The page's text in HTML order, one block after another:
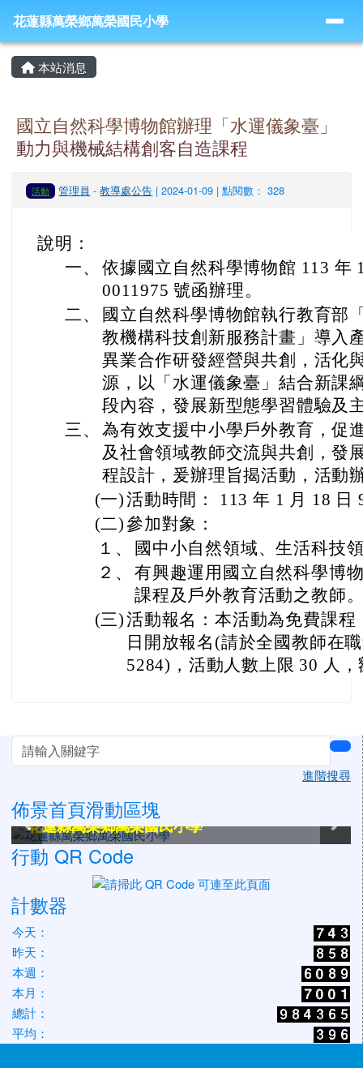
花蓮縣萬榮鄉萬榮國民小學
導覽列
花蓮縣萬榮鄉萬榮國民小學
主內容區域
本站消息
國立自然科學博物館辦理「水運儀象臺」
動力與機械結構創客自造課程
活動 管理員 -教導處公告 | 2024-01-09 | 點閱數： 328
說明：
一、 依據國立自然科學博物館 113 年
0011975 號函辦理。
二、
國立自然科學博物館執行教育部
教機構科技創新服務計畫」導入
異業合作研發經營與共創，活化
源，以「水運儀象臺」結合新課
段內容，發展新型態學習體驗及
三、 為有效支援中小學戶外教育，促
及社會領域教師交流與共創，發
程設計，爰辦理旨揭活動，活動
(一)活動時間： 113 年 1 月 18 日
(二)參加對象：
１、
國中小自然領域、生活科技
２、 有興趣運用國立自然科學博
課程及戶外教育活動之教師
(三)活動報名：本活動為免費課程
日開放報名(請於全國教師在
5284)，活動人數上限 30 人
左邊區域內容
進階搜尋
佈景首頁滑動區塊
花蓮縣萬榮鄉萬榮國民小學
花蓮縣萬榮鄉萬榮國民小學
花蓮縣萬榮鄉萬榮國民小學
花蓮縣萬榮鄉萬榮國民小學
花蓮縣萬榮鄉萬榮國民小學
花蓮縣萬榮鄉萬榮國民小學
行動 QR Code
計數器
今天：
昨天：
本週：
本月：
總計：
平均：
頁尾區域